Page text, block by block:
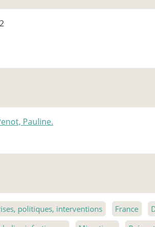
Pauline.
politiques, interventions France